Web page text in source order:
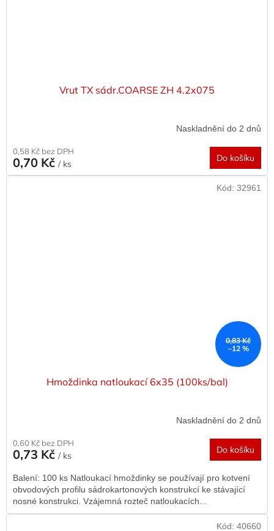
Vrut TX sádr.COARSE ZH 4.2x075
Naskladnění do 2 dnů
0,58 Kč bez DPH
0,70 Kč / ks
Do košíku
0,83 Kč
–12 %
Hmoždinka natloukací 6x35 (100ks/bal)
Naskladnění do 2 dnů
0,60 Kč bez DPH
0,73 Kč / ks
Do košíku
Balení: 100 ks Natloukací hmoždinky se používají pro kotvení
obvodových profilu sádrokartonových konstrukcí ke stávající
nosné konstrukci. Vzájemná rozteč natloukacích...
Kód: 32961
Kód: 40660